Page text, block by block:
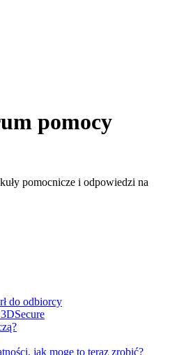
pomocy
pomocnicze i odpowiedzi na
do odbiorcy
jak mogę to teraz zrobić?